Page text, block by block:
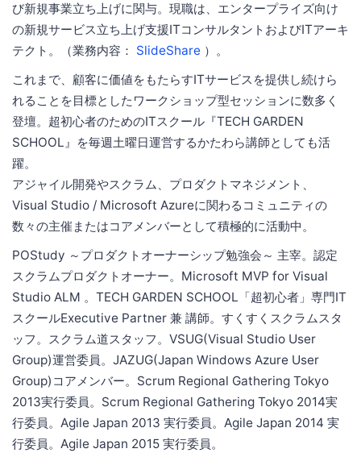
び新規事業立ち上げに関与。現職は、エンタープライズ向け
の新規サービス立ち上げ支援ITコンサルタントおよびITアーキ
テクト。（業務内容： SlideShare ）。
これまで、顧客に価値をもたらすITサービスを提供し続けら
れることを目標としたワークショップ型セッションに数多く
登壇。超初心者のためのITスクール『TECH GARDEN
SCHOOL』を毎週土曜日運営するかたわら講師としても活
躍。
アジャイル開発やスクラム、プロダクトマネジメント、
Visual Studio / Microsoft Azureに関わるコミュニティの
数々の主催またはコアメンバーとして積極的に活動中。
POStudy ～プロダクトオーナーシップ勉強会～ 主宰。認定
スクラムプロダクトオーナー。Microsoft MVP for Visual
Studio ALM 。TECH GARDEN SCHOOL「超初心者」専門IT
スクールExecutive Partner 兼 講師。すくすくスクラムスタ
ッフ。スクラム道スタッフ。VSUG(Visual Studio User
Group)運営委員。JAZUG(Japan Windows Azure User
Group)コアメンバー。Scrum Regional Gathering Tokyo
2013実行委員。Scrum Regional Gathering Tokyo 2014実
行委員。Agile Japan 2013 実行委員。Agile Japan 2014 実
行委員。Agile Japan 2015 実行委員。